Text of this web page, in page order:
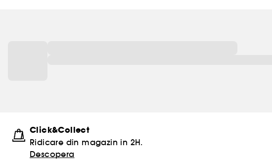
Click&Collect
Ridicare din magazin in 2H.
Descopera